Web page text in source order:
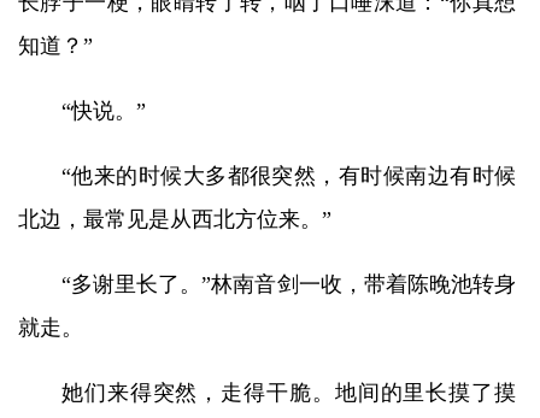
知道？”
“快说。”
“他来的时候大多都很突然，有时候南边有时候
北边，最常见是从西北方位来。”
“多谢里长了。”林南音剑一收，带着陈晚池转身
就走。
她们来得突然，走得干脆。地间的里长摸了摸